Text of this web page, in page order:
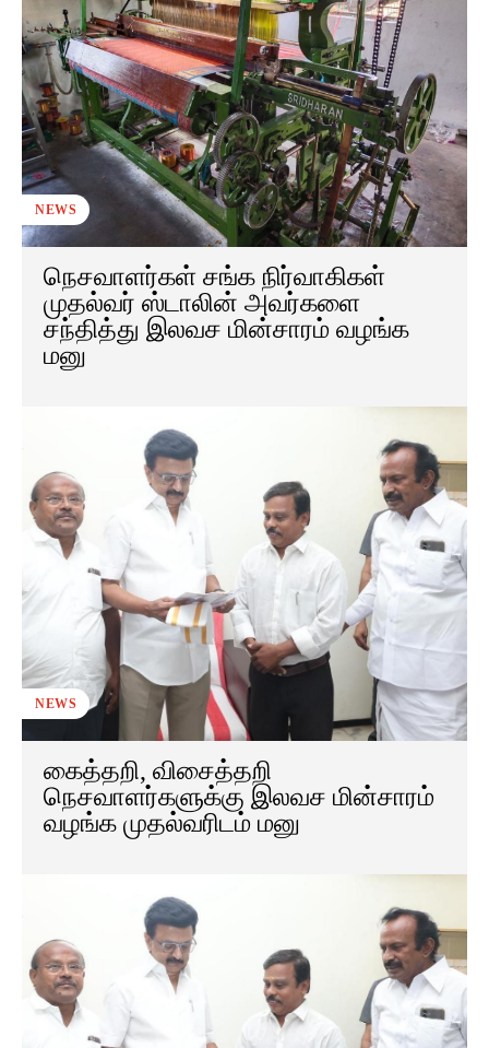
NEWS
நெசவாளர்கள் சங்க நிர்வாகிகள்
முதல்வர் ஸ்டாலின் அவர்களை
சந்தித்து இலவச மின்சாரம் வழங்க
மனு
NEWS
கைத்தறி, விசைத்தறி
நெசவாளர்களுக்கு இலவச மின்சாரம்
வழங்க முதல்வரிடம் மனு